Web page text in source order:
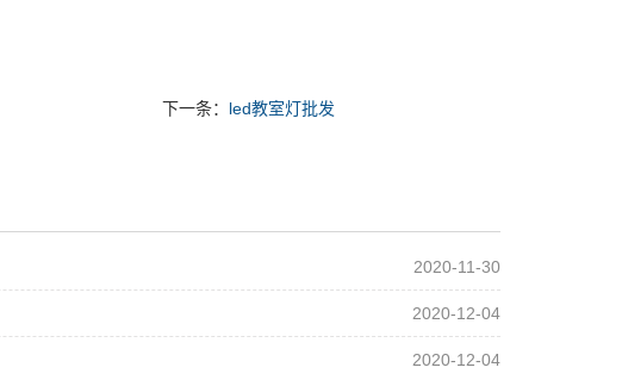
下一条： led教室灯批发
2020-11-30
2020-12-04
2020-12-04